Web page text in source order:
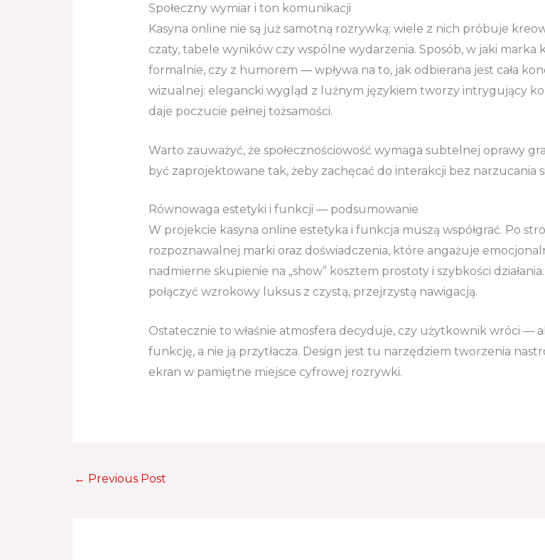
Społeczny wymiar i ton komunikacji
Kasyna online nie są już samotną rozrywką; wiele z nich próbuje
czaty, tabele wyników czy wspólne wydarzenia. Sposób, w jaki
formalnie, czy z humorem — wpływa na to, jak odbierana jest cała
wizualnej: elegancki wygląd z luźnym językiem tworzy intrygujący
daje poczucie pełnej tożsamości.
Warto zauważyć, że społecznościowość wymaga subtelnej oprawy
być zaprojektowane tak, żeby zachęcać do interakcji bez narzucania
Równowaga estetyki i funkcji — podsumowanie
W projekcie kasyna online estetyka i funkcja muszą współgrać. Po
rozpoznawalnej marki oraz doświadczenia, które angażuje
nadmierne skupienie na „show” kosztem prostoty i szybkości
połączyć wzrokowy luksus z czystą, przejrzystą nawigacją.
Ostatecznie to właśnie atmosfera decyduje, czy użytkownik wróci —
funkcję, a nie ją przytłacza. Design jest tu narzędziem tworzenia
ekran w pamiętne miejsce cyfrowej rozrywki.
← Previous Post